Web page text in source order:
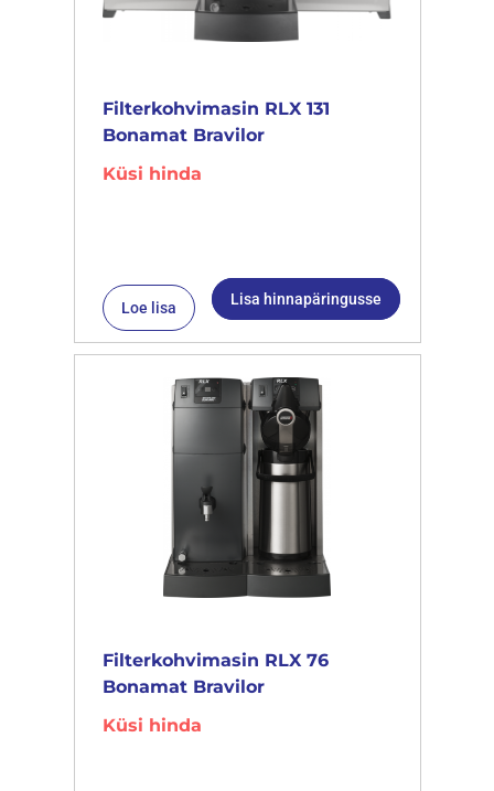
Filterkohvimasin RLX 131
Bonamat Bravilor
Küsi hinda
Loe lisa Lisa hinnapäringusse
Filterkohvimasin RLX 76
Bonamat Bravilor
Küsi hinda